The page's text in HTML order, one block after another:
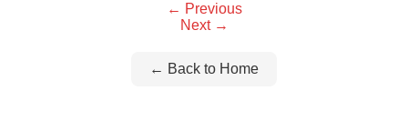
← Previous
Next →
← Back to Home